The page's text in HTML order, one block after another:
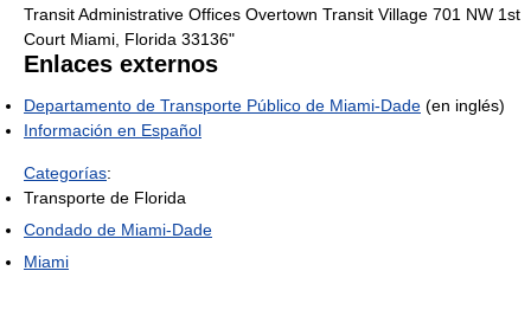
Transit Administrative Offices Overtown Transit Village 701 NW 1st
Court Miami, Florida 33136"
Enlaces externos
Departamento de Transporte Público de Miami-Dade (en inglés)
Información en Español
Categorías:
Transporte de Florida
Condado de Miami-Dade
Miami